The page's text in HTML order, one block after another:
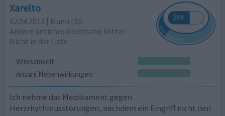
Xarelto
02.04.2013 | Mann | 55
Andere antithrombotische Mittel
Nicht in der Liste
Wirksamkeit
Anzahl Nebenwirkungen
Ich nehme das Medikament gegen
Herzrhythmusstörungen, nachdem ein Eingriff nicht den